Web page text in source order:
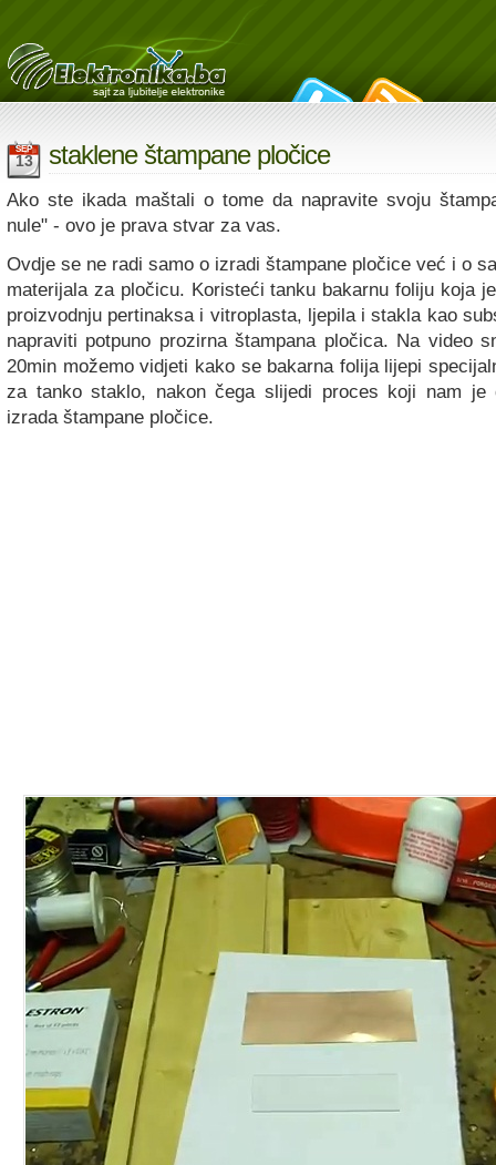
SEP
13 staklene štampane pločice
Ako ste ikada maštali o tome da napravite svoju
nule" - ovo je prava stvar za vas.
Ovdje se ne radi samo o izradi štampane pločice već i o
materijala za pločicu. Koristeći tanku bakarnu foliju koja
proizvodnju pertinaksa i vitroplasta, ljepila i stakla kao
napraviti potpuno prozirna štampana pločica. Na video
20min možemo vidjeti kako se bakarna folija lijepi
za tanko staklo, nakon čega slijedi proces koji nam je
izrada štampane pločice.